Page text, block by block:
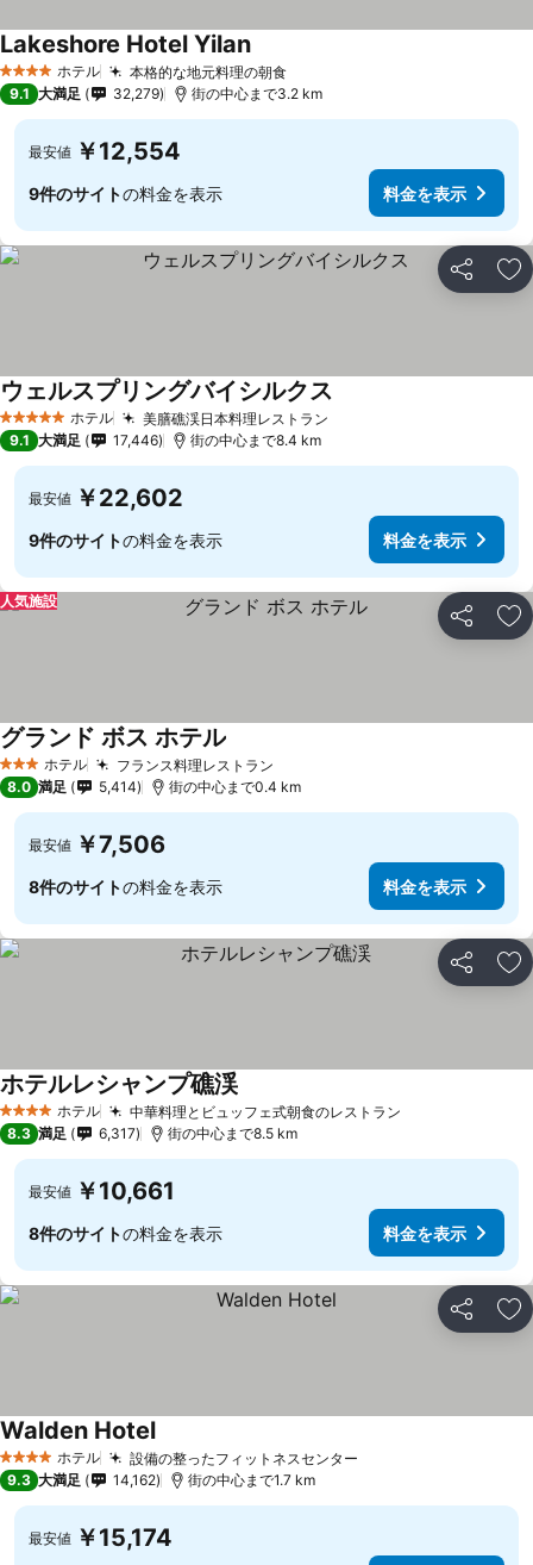
4 ホテルのランク
ホテル 本格的な地元料理の朝食料金を表示
Lakeshore Hotel Yilan料金を表示
9.1 大満足 32,279 街の中心まで3.2 km
最安値 ￥12,554
9件のサイトの料金を表示 料金を表示
シェア お
5 ホテルのランク
ホテル 美膳礁渓日本料理レストラン
ウェルスプリングバイシルクス
9.1 大満足 17,446 街の中心まで8.4 km
最安値 ￥22,602
9件のサイトの料金を表示 料金を表示
シェア お
人気施設
3 ホテルのランク
ホテル フランス料理レストラン
グランド ボス ホテル
8.0 満足 5,414 街の中心まで0.4 km
最安値 ￥7,506
8件のサイトの料金を表示 料金を表示
シェア お
4 ホテルのランク
ホテル 中華料理とビュッフェ式朝食のレストラン
ホテルレシャンプ礁渓料金を表示
8.3 満足 6,317 街の中心まで8.5 km
最安値 ￥10,661
8件のサイトの料金を表示 料金を表示
シェア お
4 ホテルのランク
ホテル 設備の整ったフィットネスセンター
Walden Hotel料金を表示
9.3 大満足 14,162 街の中心まで1.7 km
最安値 ￥15,174